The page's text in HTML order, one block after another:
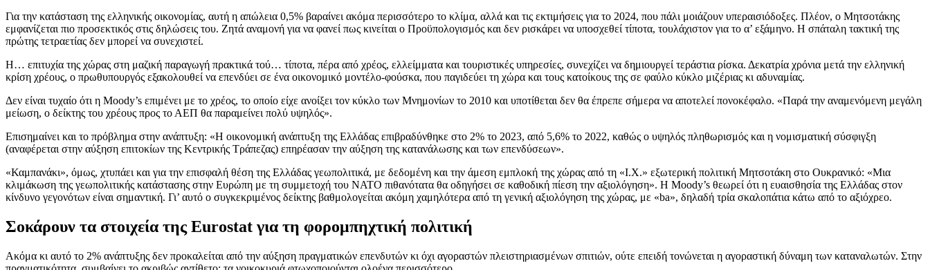
Για την κατάσταση της ελληνικής οικονομίας, αυτή η απώλεια 0,5% βαραίνει ακόμα περισσότερο το κλίμα, αλλά και τις εκτιμήσεις για το 2024, που πάλι μοιάζουν υπεραισιόδοξες. Πλέον, ο Μητσοτάκης
εμφανίζεται πιο προσεκτικός στις δηλώσεις του. Ζητά αναμονή για να φανεί πως κινείται ο Προϋπολογισμός και δεν ρισκάρει να υποσχεθεί τίποτα, τουλάχιστον για το α’ εξάμηνο. Η σπάταλη τακτική της
πρώτης τετραετίας δεν μπορεί να συνεχιστεί.
Η… επιτυχία της χώρας στη μαζική παραγωγή πρακτικά τού… τίποτα, πέρα από χρέος, ελλείμματα και τουριστικές υπηρεσίες, συνεχίζει να δημιουργεί τεράστια ρίσκα. Δεκατρία χρόνια μετά την ελληνική
κρίση χρέους, ο πρωθυπουργός εξακολουθεί να επενδύει σε ένα οικονομικό μοντέλο-φούσκα, που παγιδεύει τη χώρα και τους κατοίκους της σε φαύλο κύκλο μιζέριας κι αδυναμίας.
Δεν είναι τυχαίο ότι η Moody’s επιμένει με το χρέος, το οποίο είχε ανοίξει τον κύκλο των Μνημονίων το 2010 και υποτίθεται δεν θα έπρεπε σήμερα να αποτελεί πονοκέφαλο. «Παρά την αναμενόμενη μεγάλη
μείωση, ο δείκτης του χρέους προς το ΑΕΠ θα παραμείνει πολύ υψηλός».
Επισημαίνει και το πρόβλημα στην ανάπτυξη: «Η οικονομική ανάπτυξη της Ελλάδας επιβραδύνθηκε στο 2% το 2023, από 5,6% το 2022, καθώς ο υψηλός πληθωρισμός και η νομισματική σύσφιγξη
(αναφέρεται στην αύξηση επιτοκίων της Κεντρικής Τράπεζας) επηρέασαν την αύξηση της κατανάλωσης και των επενδύσεων».
«Καμπανάκι», όμως, χτυπάει και για την επισφαλή θέση της Ελλάδας γεωπολιτικά, με δεδομένη και την άμεση εμπλοκή της χώρας από τη «Ι.Χ.» εξωτερική πολιτική Μητσοτάκη στο Ουκρανικό: «Μια
κλιμάκωση της γεωπολιτικής κατάστασης στην Ευρώπη με τη συμμετοχή του ΝΑΤΟ πιθανότατα θα οδηγήσει σε καθοδική πίεση την αξιολόγηση». Η Moody’s θεωρεί ότι η ευαισθησία της Ελλάδας στον
κίνδυνο γεγονότων είναι σημαντική. Γι’ αυτό ο συγκεκριμένος δείκτης βαθμολογείται ακόμη χαμηλότερα από τη γενική αξιολόγηση της χώρας, με «ba», δηλαδή τρία σκαλοπάτια κάτω από το αξιόχρεο.
Σοκάρουν τα στοιχεία της Eurostat για τη φορομπηχτική πολιτική
Ακόμα κι αυτό το 2% ανάπτυξης δεν προκαλείται από την αύξηση πραγματικών επενδυτών κι όχι αγοραστών πλειστηριασμένων σπιτιών, ούτε επειδή τονώνεται η αγοραστική δύναμη των καταναλωτών. Στην